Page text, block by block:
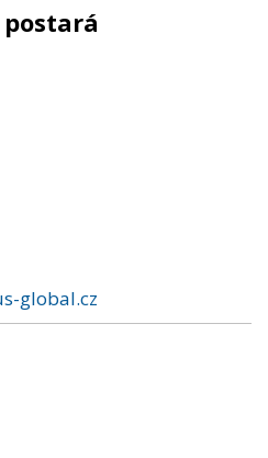
global.cz